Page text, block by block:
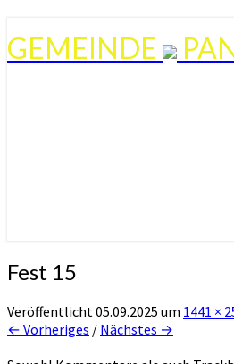
GEMEINDE
Fest 15
Veröffentlicht05.09.2025 um 1441 ×
← Vorheriges / Nächstes →